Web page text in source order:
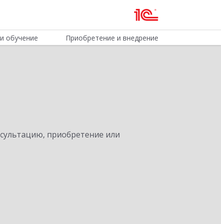
обучение Приобретение и внедрение
приобретение или